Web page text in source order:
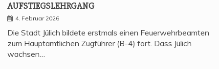
AUFSTIEGSLEHRGANG
4. Februar 2026
Die Stadt Jülich bildete erstmals einen Feuerwehrbeamten
zum Hauptamtlichen Zugführer (B-4) fort. Dass Jülich
wachsen…